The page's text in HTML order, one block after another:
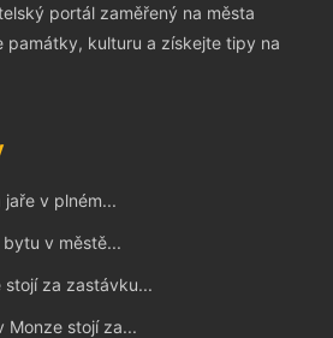
portál zaměřený na města
památky, kulturu a získejte tipy na
v plném...
v městě...
za zastávku...
Monze stojí za...